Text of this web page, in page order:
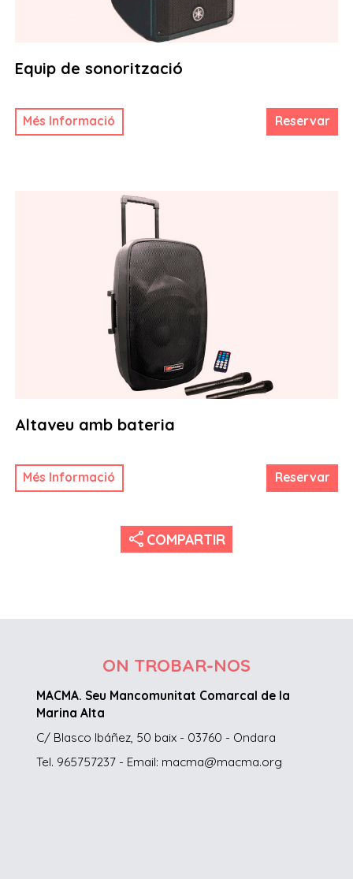
Equip de sonorització
Més Informació Reservar
Altaveu amb bateria
Més Informació Reservar
share COMPARTIR
ON TROBAR-NOS
MACMA. Seu Mancomunitat Comarcal de la
Marina Alta
C/ Blasco Ibáñez, 50 baix - 03760 - Ondara
Tel. 965757237 - Email: macma@macma.org